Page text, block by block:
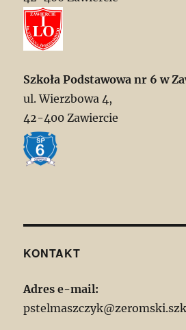
Szkoła Podstawowa nr 6 w
ul. Wierzbowa 4,
42-400 Zawiercie
KONTAKT
Adres e-mail: